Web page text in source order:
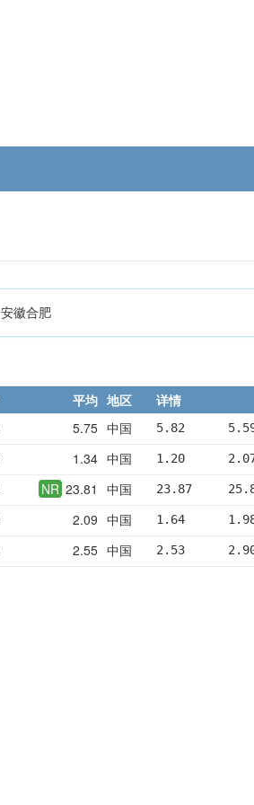
安徽合肥
平均 地区
详情
5.75 中国 5.82
1.34 中国 1.20
NR 23.81 中国 23.87
2.09 中国 1.64
2.55 中国 2.53